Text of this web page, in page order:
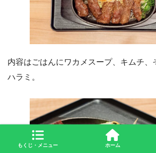
内容はごはんにワカメスープ、キムチ、
ハラミ。
もくじ・メニュー ホーム